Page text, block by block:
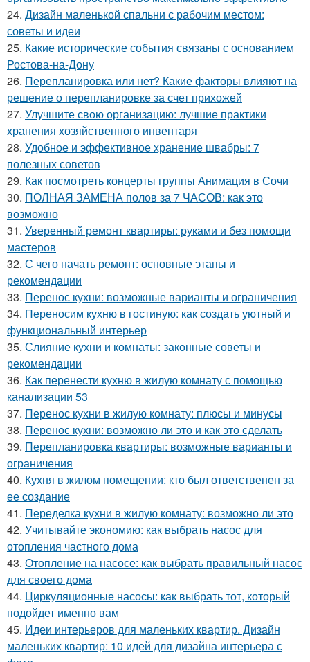
24. Дизайн маленькой спальни с рабочим местом:
советы и идеи
25. Какие исторические события связаны с основанием
Ростова-на-Дону
26. Перепланировка или нет? Какие факторы влияют на
решение о перепланировке за счет прихожей
27. Улучшите свою организацию: лучшие практики
хранения хозяйственного инвентаря
28. Удобное и эффективное хранение швабры: 7
полезных советов
29. Как посмотреть концерты группы Анимация в Сочи
30. ПОЛНАЯ ЗАМЕНА полов за 7 ЧАСОВ: как это
возможно
31. Уверенный ремонт квартиры: руками и без помощи
мастеров
32. С чего начать ремонт: основные этапы и
рекомендации
33. Перенос кухни: возможные варианты и ограничения
34. Переносим кухню в гостиную: как создать уютный и
функциональный интерьер
35. Слияние кухни и комнаты: законные советы и
рекомендации
36. Как перенести кухню в жилую комнату с помощью
канализации 53
37. Перенос кухни в жилую комнату: плюсы и минусы
38. Перенос кухни: возможно ли это и как это сделать
39. Перепланировка квартиры: возможные варианты и
ограничения
40. Кухня в жилом помещении: кто был ответственен за
ее создание
41. Переделка кухни в жилую комнату: возможно ли это
42. Учитывайте экономию: как выбрать насос для
отопления частного дома
43. Отопление на насосе: как выбрать правильный насос
для своего дома
44. Циркуляционные насосы: как выбрать тот, который
подойдет именно вам
45. Идеи интерьеров для маленьких квартир. Дизайн
маленьких квартир: 10 идей для дизайна интерьера с